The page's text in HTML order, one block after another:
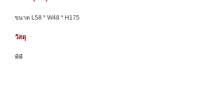
ขนาด L58 * W48 * H175
วัสดุ
พีพี